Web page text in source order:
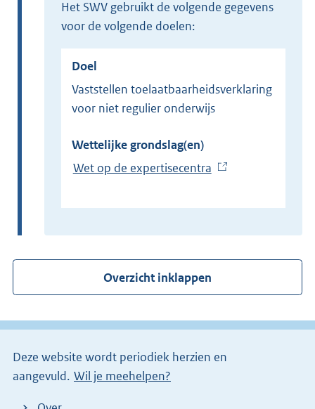
Het SWV gebruikt de volgende gegevens
voor de volgende doelen:
Doel
Vaststellen toelaatbaarheidsverklaring
voor niet regulier onderwijs
Wettelijke grondslag(en)
Wet op de expertisecentra
x
r
l
n
Overzicht inklappen
Deze website wordt periodiek herzien en
aangevuld. Wil je meehelpen?